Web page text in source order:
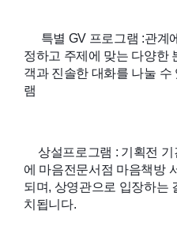
특별 GV 프로그램 :관계
정하고 주제에 맞는 다양한
객과 진솔한 대화를 나눌 수
램
??상설프로그램 : 기획전
에 마음전문서점 마음책방
되며, 상영관으로 입장하는
치됩니다.